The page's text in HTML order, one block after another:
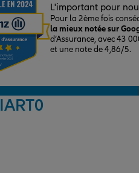
L'important pour
Pour la 2ème fois
la mieux notée sur
d’Assurance, avec 43
et une note de 4,86/5.
0